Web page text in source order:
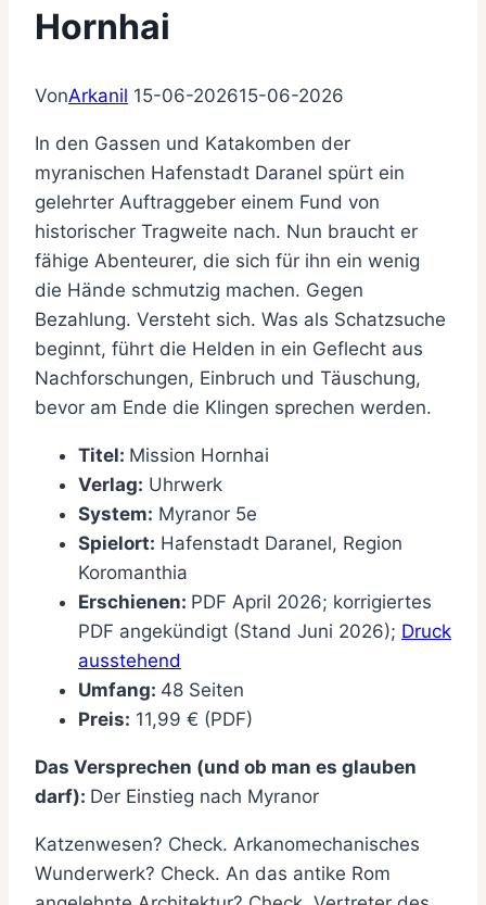
Hornhai
VonArkanil 15-06-202615-06-2026
In den Gassen und Katakomben der
myranischen Hafenstadt Daranel spürt ein
gelehrter Auftraggeber einem Fund von
historischer Tragweite nach. Nun braucht er
fähige Abenteurer, die sich für ihn ein wenig
die Hände schmutzig machen. Gegen
Bezahlung. Versteht sich. Was als Schatzsuche
beginnt, führt die Helden in ein Geflecht aus
Nachforschungen, Einbruch und Täuschung,
bevor am Ende die Klingen sprechen werden.
Titel: Mission Hornhai
Verlag: Uhrwerk
System: Myranor 5e
Spielort: Hafenstadt Daranel, Region
Koromanthia
Erschienen: PDF April 2026; korrigiertes
PDF angekündigt (Stand Juni 2026); Druck
ausstehend
Umfang: 48 Seiten
Preis: 11,99 € (PDF)
Das Versprechen (und ob man es glauben
darf): Der Einstieg nach Myranor
Katzenwesen? Check. Arkanomechanisches
Wunderwerk? Check. An das antike Rom